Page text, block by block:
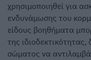
χρησιμοποιηθεί για
ενδυνάμωσης του
είδους βοηθήματα
της
σώματος να